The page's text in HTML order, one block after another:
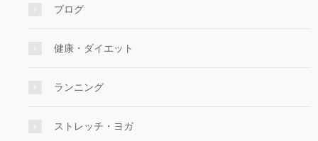
ブログ
健康・ダイエット
ランニング
ストレッチ・ヨガ